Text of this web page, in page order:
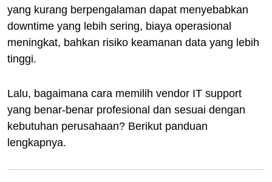
yang kurang berpengalaman dapat menyebabkan
downtime yang lebih sering, biaya operasional
meningkat, bahkan risiko keamanan data yang lebih
tinggi.
Lalu, bagaimana cara memilih vendor IT support
yang benar-benar profesional dan sesuai dengan
kebutuhan perusahaan? Berikut panduan
lengkapnya.